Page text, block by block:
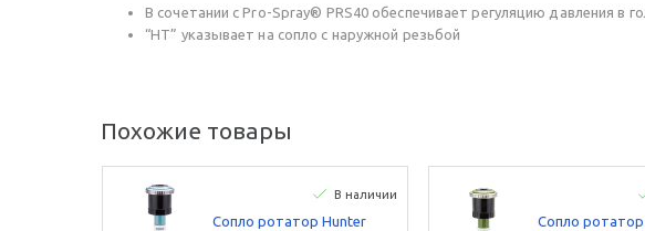
В сочетании с Pro-Spray® PRS40 обеспечивает регуляцию давления в
“HT” указывает на сопло с наружной резьбой
Похожие товары
В наличии
Сопло ротатор Hunter
Сопло